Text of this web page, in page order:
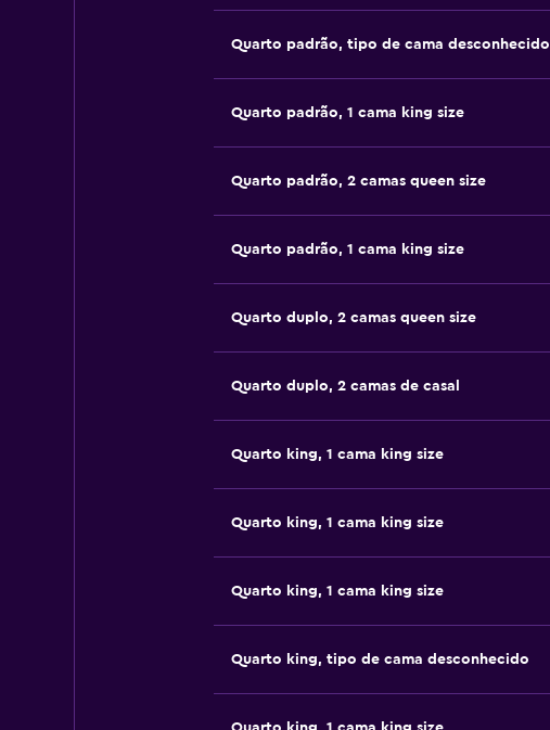
Quarto padrão, tipo de cama desconhecido
Quarto padrão, 1 cama king size
Quarto padrão, 2 camas queen size
Quarto padrão, 1 cama king size
Quarto duplo, 2 camas queen size
Quarto duplo, 2 camas de casal
Quarto king, 1 cama king size
Quarto king, 1 cama king size
Quarto king, 1 cama king size
Quarto king, tipo de cama desconhecido